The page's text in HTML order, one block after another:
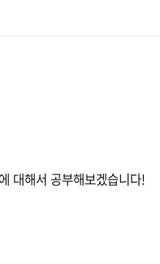
해서 공부해보겠습니다!